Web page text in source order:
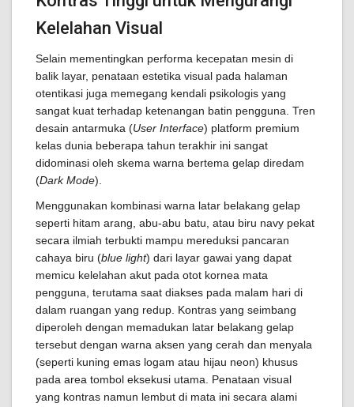
Kelelahan Visual
Selain mementingkan performa kecepatan mesin di
balik layar, penataan estetika visual pada halaman
otentikasi juga memegang kendali psikologis yang
sangat kuat terhadap ketenangan batin pengguna. Tren
desain antarmuka (User Interface) platform premium
kelas dunia beberapa tahun terakhir ini sangat
didominasi oleh skema warna bertema gelap diredam
(Dark Mode).
Menggunakan kombinasi warna latar belakang gelap
seperti hitam arang, abu-abu batu, atau biru navy pekat
secara ilmiah terbukti mampu mereduksi pancaran
cahaya biru (blue light) dari layar gawai yang dapat
memicu kelelahan akut pada otot kornea mata
pengguna, terutama saat diakses pada malam hari di
dalam ruangan yang redup. Kontras yang seimbang
diperoleh dengan memadukan latar belakang gelap
tersebut dengan warna aksen yang cerah dan menyala
(seperti kuning emas logam atau hijau neon) khusus
pada area tombol eksekusi utama. Penataan visual
yang kontras namun lembut di mata ini secara alami